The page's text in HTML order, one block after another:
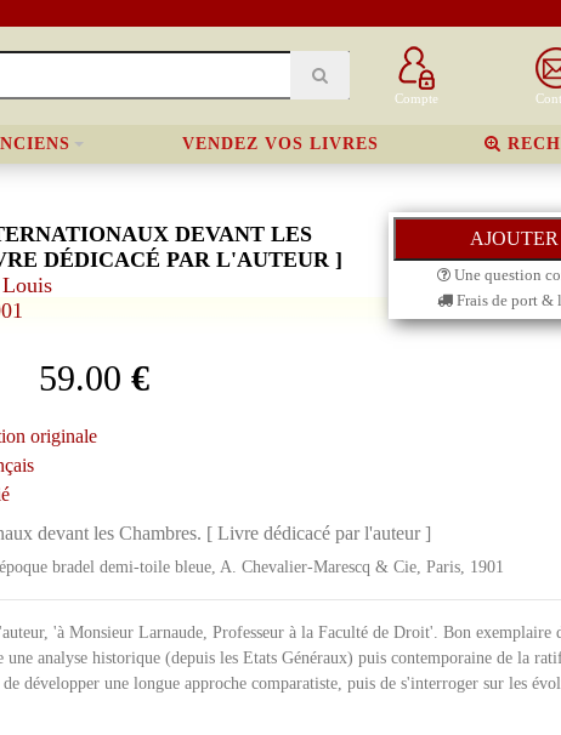
Compte
VENDEZ VOS LIVRES
DEVANT LES
DÉDICACÉ PAR L'AUTEUR ]
59.00 €
originale
Une question
Frais de port &
devant les Chambres. [ Livre dédicacé par l'auteur ]
bradel demi-toile bleue, A. Chevalier-Marescq & Cie, Paris, 1901
'à Monsieur Larnaude, Professeur à la Faculté de Droit'. Bon exemplaire
une analyse historique (depuis les Etats Généraux) puis contemporaine de la
développer une longue approche comparatiste, puis de s'interroger sur les